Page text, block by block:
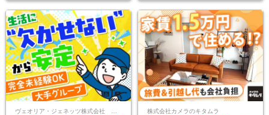
株式会社カメラのキタムラ